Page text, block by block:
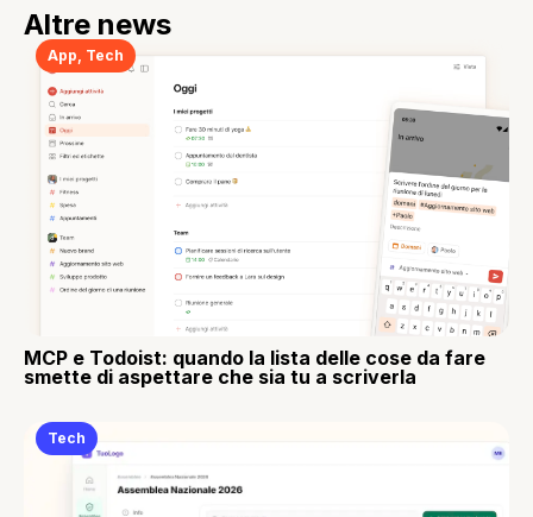
Altre news
App Tech
MCP e Todoist: quando la lista delle cose da fare
smette di aspettare che sia tu a scriverla
Tech